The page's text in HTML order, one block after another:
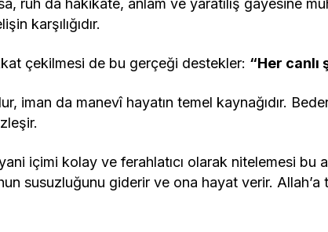
karşılığıdır.
çekilmesi de bu gerçeği destekler: “Her canlı
iman da manevî hayatın temel kaynağıdır.
yani içimi kolay ve ferahlatıcı olarak nitelemesi
susuzluğunu giderir ve ona hayat verir.